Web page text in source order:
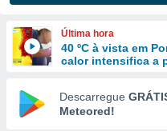
das
e
forma
digital
Última hora
40 ºC à vista em
calor intensifica a
Descarregue
Meteored!